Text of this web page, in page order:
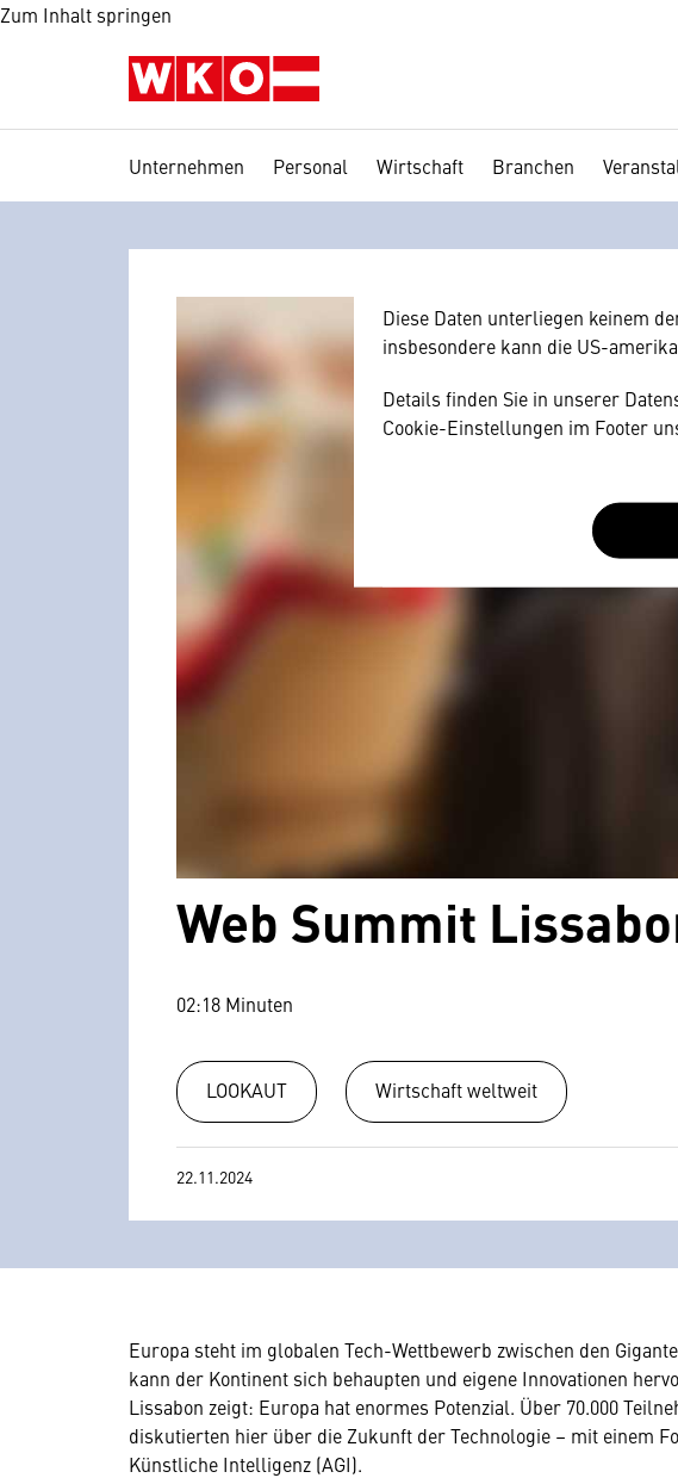
Zum Inhalt springen
Unternehmen Personal Wirtschaft Branchen
Wir benötigen Ihre
Diese Daten unterliegen keinem
insbesondere kann die US-
Details finden Sie in unserer
Cookie-Einstellungen im Footer
Web Summit
02:18 Minuten
LOOKAUT Wirtschaft weltweit
22.11.2024
Europa steht im globalen Tech-Wettbewerb zwischen den
kann der Kontinent sich behaupten und eigene Innovationen
Lissabon zeigt: Europa hat enormes Potenzial. Über 70.000
diskutierten hier über die Zukunft der Technologie – mit einem
Künstliche Intelligenz (AGI).